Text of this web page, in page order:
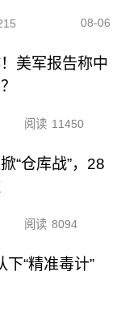
08-06
美军报告称中
阅读 11450
“仓库战”，28
阅读 8094
“精准毒计”